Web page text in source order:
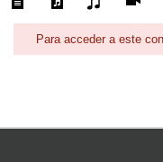
Para acceder a este